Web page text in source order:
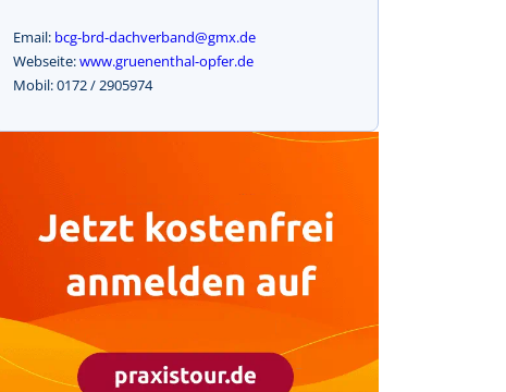
Email: bcg-brd-dachverband@gmx.de
Webseite:www.gruenenthal-opfer.de
Mobil: 0172 / 2905974